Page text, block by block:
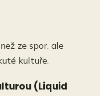
ze spor, ale
kultuře.
(Liquid